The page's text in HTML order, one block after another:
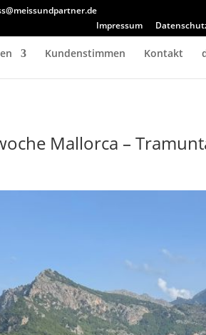
Impressum
Kundenstimmen Kontakt
Mallorca –